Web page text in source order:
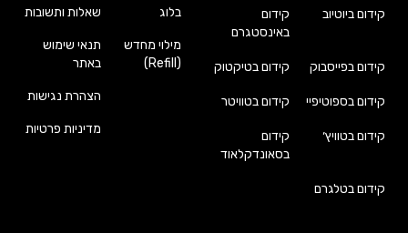
קידום ביוטיוב
קידום
באינסטגרם
קידום בפייסבוק קידום בטיקטוק
קידום בספוטיפיי קידום בטוויטר
קידום בטוויץ׳
קידום
בסאונדקלאוד
קידום בטלגרם
בלוג
מילוי מחדש
(Refill)
שאלות ותשובות
תנאי שימוש
באתר
הצהרת נגישות
מדיניות פרטיות